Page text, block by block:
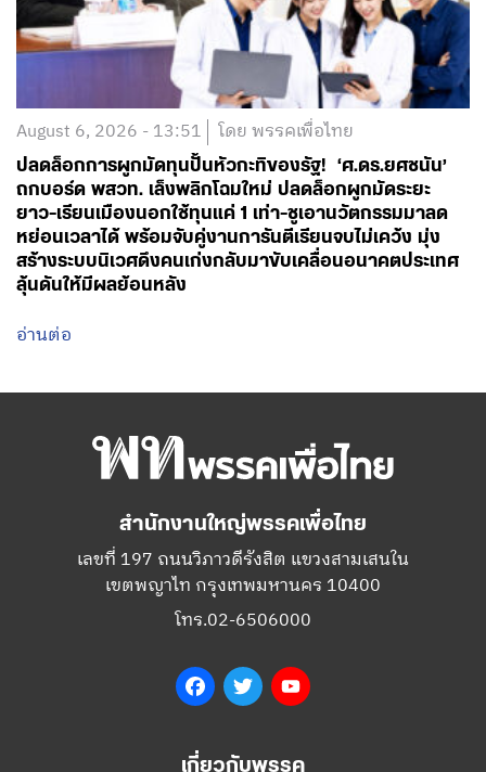
August 6, 2026 - 13:51 โดย พรรคเพื่อไทย
ปลดล็อกการผูกมัดทุนปั้นหัวกะทิของรัฐ! ‘ศ.ดร.ยศชนัน’
ถกบอร์ด พสวท. เล็งพลิกโฉมใหม่ ปลดล็อกผูกมัดระยะ
ยาว-เรียนเมืองนอกใช้ทุนแค่ 1 เท่า-ชูเอานวัตกรรมมาลด
หย่อนเวลาได้ พร้อมจับคู่งานการันตีเรียนจบไม่เคว้ง มุ่ง
สร้างระบบนิเวศดึงคนเก่งกลับมาขับเคลื่อนอนาคตประเทศ
ลุ้นดันให้มีผลย้อนหลัง
อ่านต่อ
สำนักงานใหญ่พรรคเพื่อไทย
เลขที่ 197 ถนนวิภาวดีรังสิต แขวงสามเสนใน
เขตพญาไท กรุงเทพมหานคร 10400
โทร.02-6506000
FacebookTwitter
เกี่ยวกับพรรค